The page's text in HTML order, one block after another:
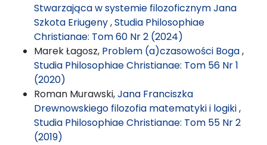
Stwarzająca w systemie filozoficznym Jana
Szkota Eriugeny,Studia Philosophiae
Christianae: Tom 60 Nr 2 (2024)
Marek Łagosz, Problem (a)czasowości Boga,
Studia Philosophiae Christianae: Tom 56 Nr 1
(2020)
Roman Murawski,Jana Franciszka
Drewnowskiego filozofia matematyki i logiki,
Studia Philosophiae Christianae: Tom 55 Nr 2
(2019)